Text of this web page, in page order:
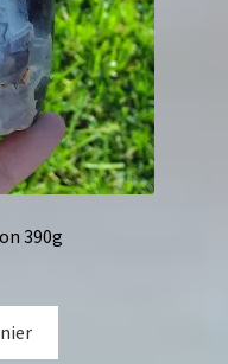
390g